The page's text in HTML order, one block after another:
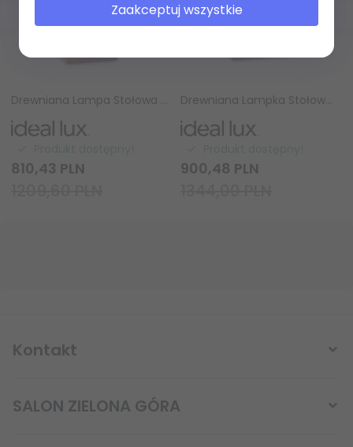
Drewniana Lampa Stołowa Abażurowa SNELL TL1 SMALL 201382 Ideal Lux
810,43 PLN
Drewniana Lampka Stołowa SNELL TL1 BIG 201399 Ideal Lux
900,48 PLN
Kontakt
SALON ZIELONA GÓRA
Zaakceptuj wszystkie